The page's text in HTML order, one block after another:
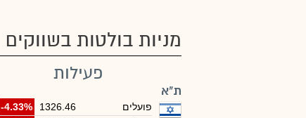
מניות בולטות בשווקים
פעילות
ת"א
פועלים 1326.46
-4.33%